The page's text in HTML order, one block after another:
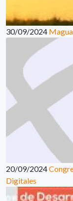
30/09/2024 Magua
20/09/2024
Digitales